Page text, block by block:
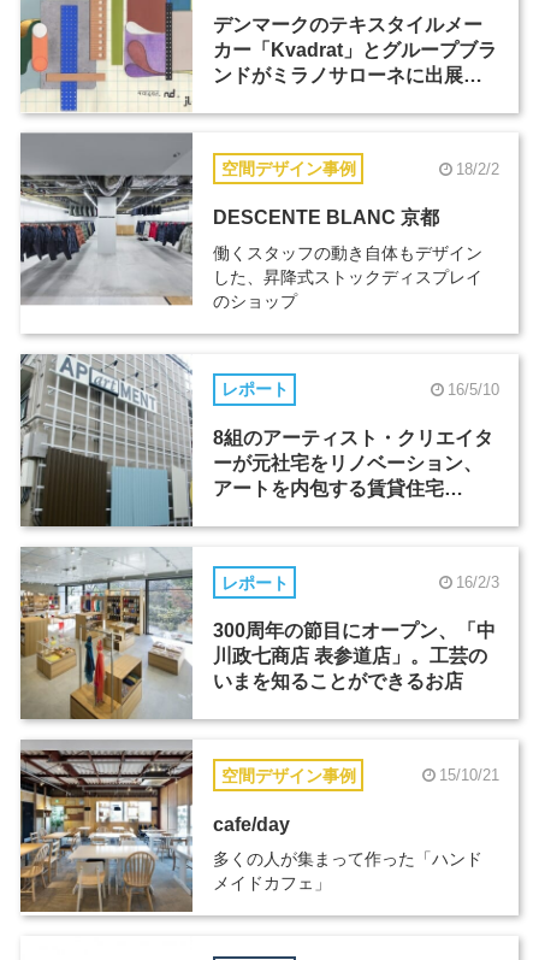
デンマークのテキスタイルメー
カー「Kvadrat」とグループブラ
ンドがミラノサローネに出展、
空間デザイン事例 18/2/2
DESCENTE BLANC 京都
働くスタッフの動き自体もデザイン
した、昇降式ストックディスプレイ
のショップ
レポート 16/5/10
8組のアーティスト・クリエイタ
ーが元社宅をリノベーション、
アートを内包する賃貸住宅
レポート 16/2/3
300周年の節目にオープン、「中
川政七商店 表参道店」。工芸の
いまを知ることができるお店
空間デザイン事例 15/10/21
cafe/day
多くの人が集まって作った「ハンド
メイドカフェ」